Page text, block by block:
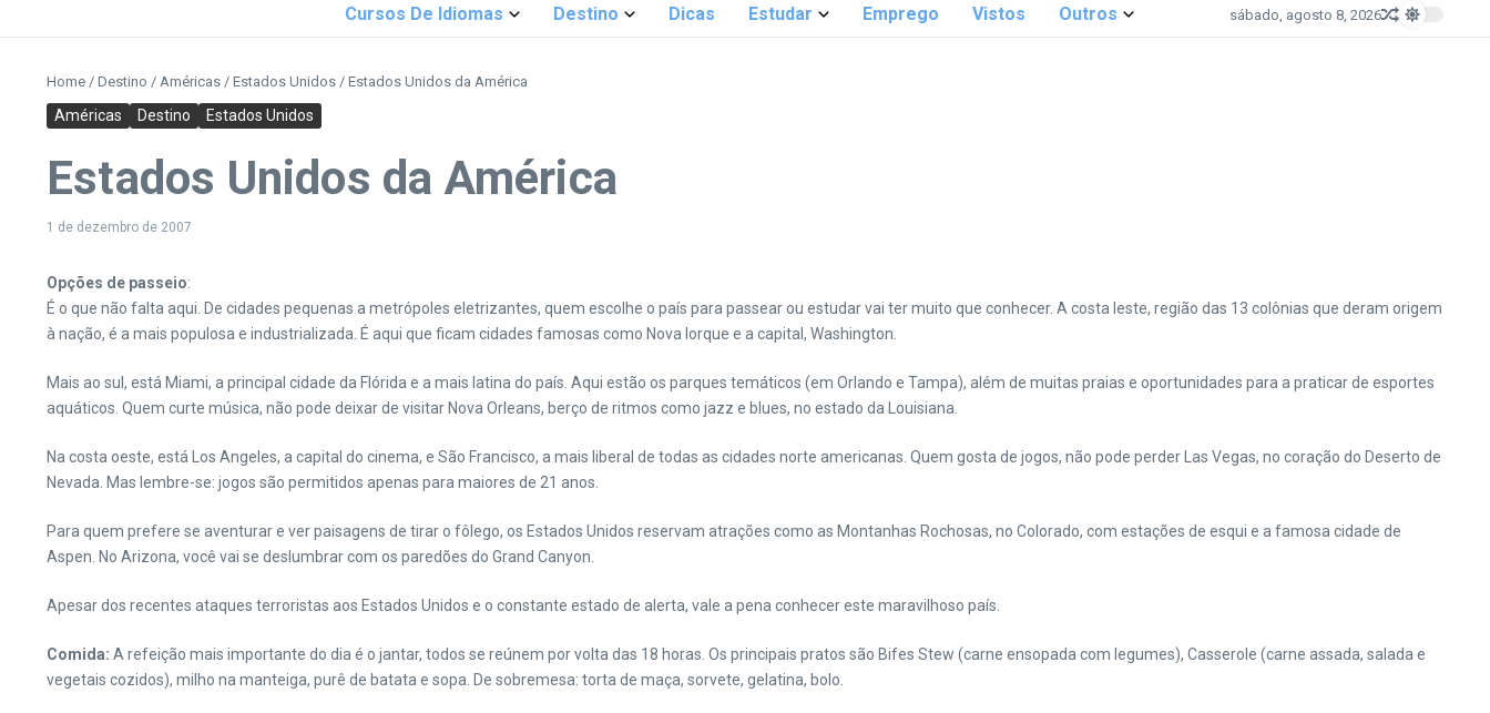
Cursos De Idiomas Destino Dicas Estudar Emprego Vistos Outros sábado, agosto 8, 2026
Home / Destino / Américas / Estados Unidos / Estados Unidos da América
Américas Destino Estados Unidos
Estados Unidos da América
1 de dezembro de 2007
Opções de passeio:
É o que não falta aqui. De cidades pequenas a metrópoles eletrizantes, quem escolhe o país para passear ou estudar vai ter muito que conhecer. A costa leste, região das 13 colônias que deram origem
à nação, é a mais populosa e industrializada. É aqui que ficam cidades famosas como Nova Iorque e a capital, Washington.
Mais ao sul, está Miami, a principal cidade da Flórida e a mais latina do país. Aqui estão os parques temáticos (em Orlando e Tampa), além de muitas praias e oportunidades para a praticar de esportes
aquáticos. Quem curte música, não pode deixar de visitar Nova Orleans, berço de ritmos como jazz e blues, no estado da Louisiana.
Na costa oeste, está Los Angeles, a capital do cinema, e São Francisco, a mais liberal de todas as cidades norte americanas. Quem gosta de jogos, não pode perder Las Vegas, no coração do Deserto de
Nevada. Mas lembre-se: jogos são permitidos apenas para maiores de 21 anos.
Para quem prefere se aventurar e ver paisagens de tirar o fôlego, os Estados Unidos reservam atrações como as Montanhas Rochosas, no Colorado, com estações de esqui e a famosa cidade de
Aspen. No Arizona, você vai se deslumbrar com os paredões do Grand Canyon.
Apesar dos recentes ataques terroristas aos Estados Unidos e o constante estado de alerta, vale a pena conhecer este maravilhoso país.
Comida: A refeição mais importante do dia é o jantar, todos se reúnem por volta das 18 horas. Os principais pratos são Bifes Stew (carne ensopada com legumes), Casserole (carne assada, salada e
vegetais cozidos), milho na manteiga, purê de batata e sopa. De sobremesa: torta de maça, sorvete, gelatina, bolo.